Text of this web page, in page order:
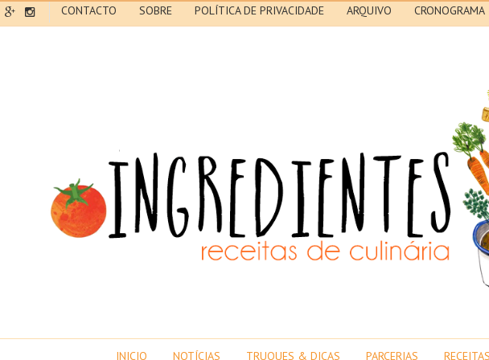
CONTACTO SOBRE POLÍTICA DE PRIVACIDADE ARQUIVO CRONOGRAMA
INICIO NOTÍCIAS TRUQUES & DICAS PARCERIAS